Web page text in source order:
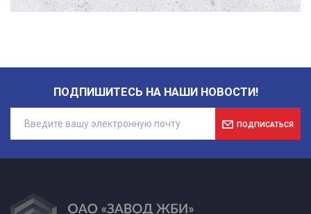
ПОДПИШИТЕСЬ НА НАШИ НОВОСТИ!
ПОДПИСАТЬСЯ